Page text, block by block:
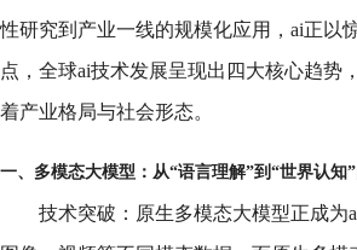
性研究到产业一线的规模化应用，ai正以
点，全球ai技术发展呈现出四大核心趋势
着产业格局与社会形态。
一、多模态大模型：从“语言理解”到“世界认知
技术突破：原生多模态大模型正成